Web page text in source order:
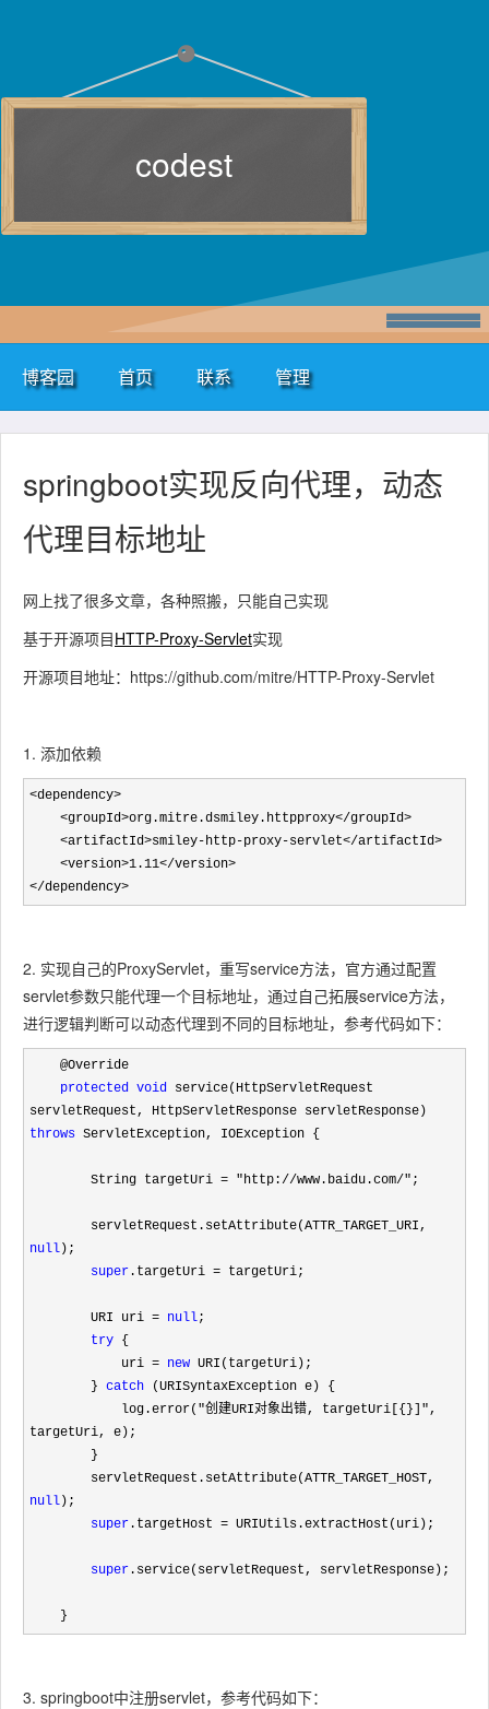
codest
博客园 首页 联系 管理
springboot实现反向代理，动态
代理目标地址
网上找了很多文章，各种照搬，只能自己实现
基于开源项目HTTP-Proxy-Servlet实现
开源项目地址：https://github.com/mitre/HTTP-Proxy-Servlet
1. 添加依赖
<dependency>
</dependency>
2. 实现自己的ProxyServlet，重写service方法，官方通过配置
servlet参数只能代理一个目标地址，通过自己拓展service方法，
进行逻辑判断可以动态代理到不同的目标地址，参考代码如下：
protected void service(HttpServletRequest
throws ServletException, IOException {
        String targetUri
= "http://www.baidu.com/" ;
null );
super .targetUri = targetUri;
        URI uri
= null;
try {
            uri
= new URI(targetUri);
        }
catch (URISyntaxException e) {
            log.error(
"创建URI对象出错, targetUri[{}]",
targetUri, e);
null );
super .targetHost = URIUtils.extractHost(uri);
super .service(servletRequest, servletResponse);
    }
3. springboot中注册servlet，参考代码如下：